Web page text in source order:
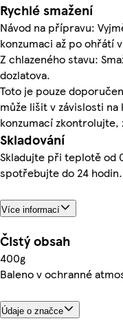
Rychlé smažení
Návod na přípravu:
konzumaci až po ohřátí
Z chlazeného stavu:
dozlatova.
Toto je pouze
může lišit v závislosti
konzumací
Skladování
Skladujte při teplotě od
spotřebujte do 24 hodin.
Více informací
Čistý obsah
400g
Baleno v ochranné
Údaje o značce